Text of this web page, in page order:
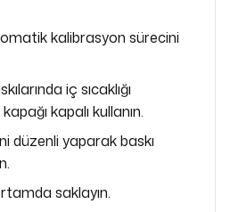
kalibrasyon sürecini
iç sıcaklığı
kapalı kullanın.
düzenli yaparak baskı
saklayın.